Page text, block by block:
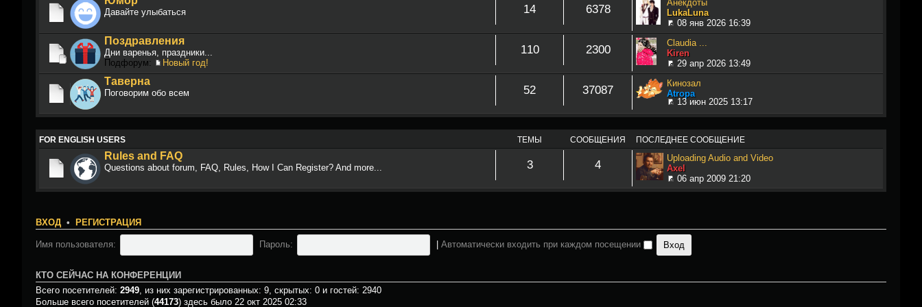
Давайте улыбаться 14 6378
Анекдоты
LukaLuna
08 янв 2026 16:39
Поздравления
Дни варенья, праздники...
Подфорум:
Новый год!
110 2300
Claudia ...
Kiren
29 апр 2026 13:49
Таверна
Поговорим обо всем 52 37087
Кинозал
Atropa
13 июн 2025 13:17
FOR ENGLISH USERS ТЕМЫ СООБЩЕНИЯ ПОСЛЕДНЕЕ СООБЩЕНИЕ
Rules and FAQ
Questions about forum, FAQ, Rules, How I Can Register? And more... 3 4
Uploading Audio and Video
Axel
06 апр 2009 21:20
ВХОД • РЕГИСТРАЦИЯ
Имя пользователя: Пароль: Автоматически входить при каждом посещении
КТО СЕЙЧАС НА КОНФЕРЕНЦИИ
Всего посетителей: 2949, из них зарегистрированных: 9, скрытых: 0 и гостей: 2940
Больше всего посетителей (44173) здесь было 22 окт 2025 02:33